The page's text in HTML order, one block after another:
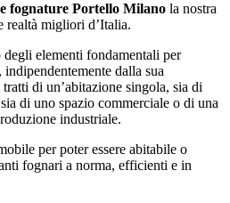
fognature Portello Milano la nostra
realtà migliori d’Italia.
elementi fondamentali per
dalla sua
di un’abitazione singola, sia di
di uno spazio commerciale o di una
industriale.
per poter essere abitabile o
fognari a norma, efficienti e in